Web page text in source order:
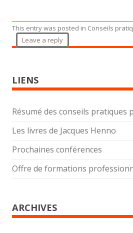
This entry was posted in Conseils
Leave a reply
LIENS
Résumé des conseils pratiques
Les livres de Jacques Henno
Prochaines conférences
Offre de formations
ARCHIVES